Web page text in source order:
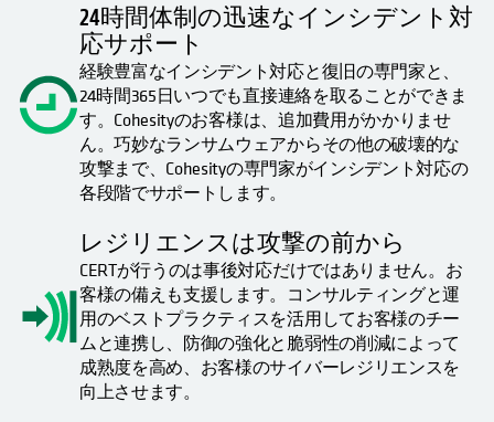
24時間体制の迅速なインシデント対
応サポート
経験豊富なインシデント対応と復旧の専門家と、
24時間365日いつでも直接連絡を取ることができま
す。Cohesityのお客様は、追加費用がかかりませ
ん。巧妙なランサムウェアからその他の破壊的な
攻撃まで、Cohesityの専門家がインシデント対応の
各段階でサポートします。
レジリエンスは攻撃の前から
CERTが行うのは事後対応だけではありません。お
客様の備えも支援します。コンサルティングと運
用のベストプラクティスを活用してお客様のチー
ムと連携し、防御の強化と脆弱性の削減によって
成熟度を高め、お客様のサイバーレジリエンスを
向上させます。